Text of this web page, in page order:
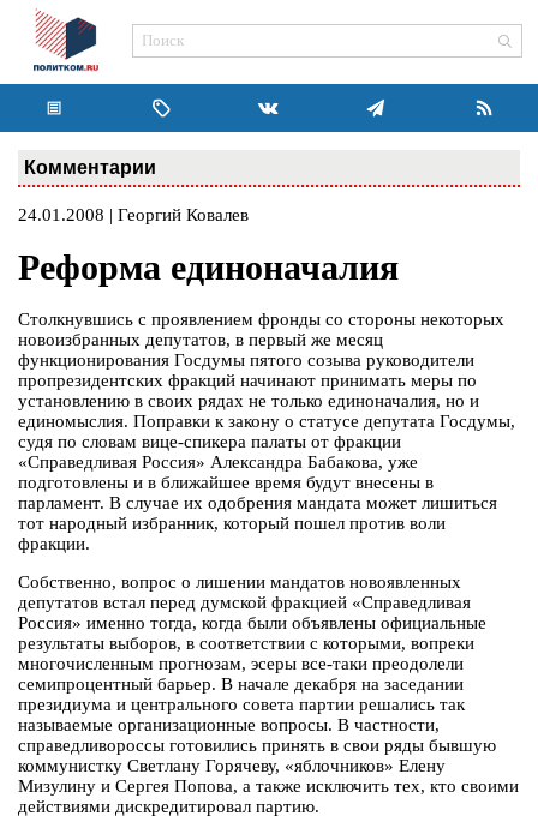
Комментарии
24.01.2008 | Георгий Ковалев
Реформа единоначалия
Столкнувшись с проявлением фронды со стороны некоторых
новоизбранных депутатов, в первый же месяц
функционирования Госдумы пятого созыва руководители
пропрезидентских фракций начинают принимать меры по
установлению в своих рядах не только единоначалия, но и
единомыслия. Поправки к закону о статусе депутата Госдумы,
судя по словам вице-спикера палаты от фракции
«Справедливая Россия» Александра Бабакова, уже
подготовлены и в ближайшее время будут внесены в
парламент. В случае их одобрения мандата может лишиться
тот народный избранник, который пошел против воли
фракции.
Собственно, вопрос о лишении мандатов новоявленных
депутатов встал перед думской фракцией «Справедливая
Россия» именно тогда, когда были объявлены официальные
результаты выборов, в соответствии с которыми, вопреки
многочисленным прогнозам, эсеры все-таки преодолели
семипроцентный барьер. В начале декабря на заседании
президиума и центрального совета партии решались так
называемые организационные вопросы. В частности,
справедливороссы готовились принять в свои ряды бывшую
коммунистку Светлану Горячеву, «яблочников» Елену
Мизулину и Сергея Попова, а также исключить тех, кто своими
действиями дискредитировал партию.